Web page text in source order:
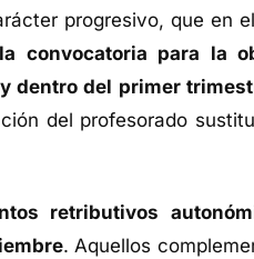
progresivo, que en
la convocatoria para la
dentro del primer
del profesorado
retributivos
. Aquellos